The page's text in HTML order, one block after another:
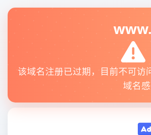
该域名注册已过期，目前不可
域名